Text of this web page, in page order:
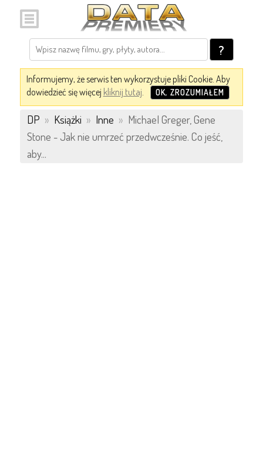
?
Informujemy, że serwis ten wykorzystuje pliki Cookie. Aby
dowiedzieć się więcej kliknij tutaj. OK, ZROZUMIAŁEM
DP » Książki » Inne » Michael Greger, Gene
Stone - Jak nie umrzeć przedwcześnie. Co jeść,
aby...